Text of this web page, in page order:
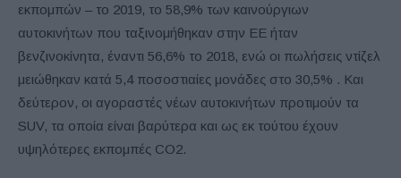
εκπομπών – το 2019, το 58,9% των καινούργιων
αυτοκινήτων που ταξινομήθηκαν στην ΕΕ ήταν
βενζινοκίνητα, έναντι 56,6% το 2018, ενώ οι πωλήσεις ντίζελ
μειώθηκαν κατά 5,4 ποσοστιαίες μονάδες στο 30,5% . Και
δεύτερον, οι αγοραστές νέων αυτοκινήτων προτιμούν τα
SUV, τα οποία είναι βαρύτερα και ως εκ τούτου έχουν
υψηλότερες εκπομπές CO2.